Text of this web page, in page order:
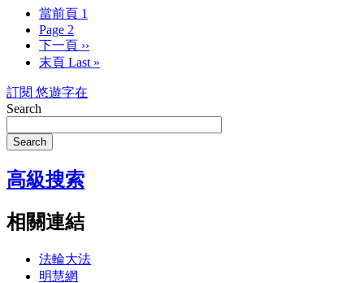
當前頁 1
Page 2
下一頁 ››
末頁 Last »
訂閱 悠遊字在
Search
Search
高級搜索
相關連結
法輪大法
明慧網